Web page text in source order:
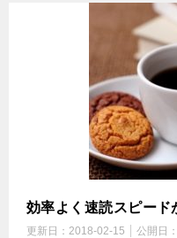
効率よく速読スピー
更新日： 2018-02-15 公開日：